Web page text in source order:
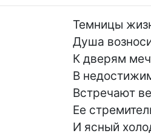
Темницы
Душа
К дверям
В
Встречают
Ее
И ясный